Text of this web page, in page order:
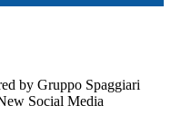
by Gruppo Spaggiari
Social Media